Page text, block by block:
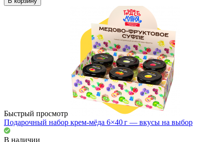
Быстрый просмотр
Подарочный набор крем-мёда 6×40 г — вкусы на выбор
В наличии